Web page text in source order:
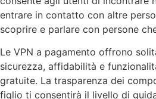
entrare in contatto con altre
scoprire e parlare con persone
Le VPN a pagamento offrono
sicurezza, affidabilità e
gratuite. La trasparenza dei
figlio ti consentirà il livello di